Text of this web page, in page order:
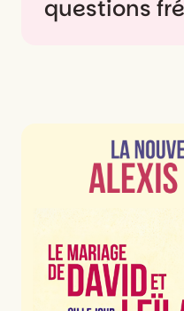
questions
À Paris, on peut
diversité de
classique ou
musicales,
ballets, théâtre
marionnettes,